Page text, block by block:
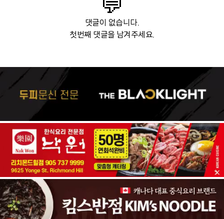
댓글이 없습니다.
첫번째 댓글을 남겨주세요.